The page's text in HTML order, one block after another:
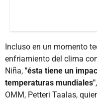
Incluso en un momento
enfriamiento del clima
Niña, "ésta tiene un
temperaturas mundiales"
OMM, Petteri Taalas,